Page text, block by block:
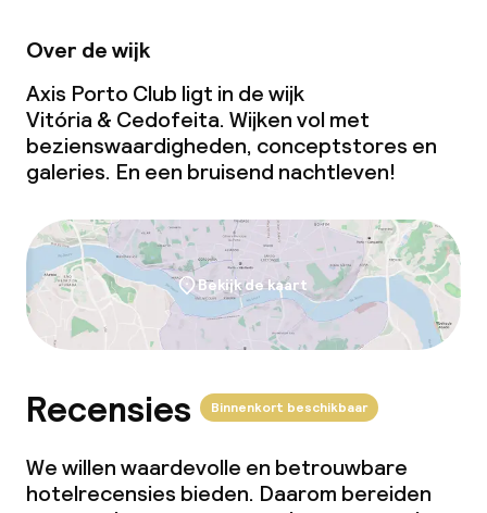
Over de wijk
Axis Porto Club ligt in de wijk
Vitória & Cedofeita. Wijken vol met
bezienswaardigheden, conceptstores en
galeries. En een bruisend nachtleven!
Bekijk de kaart
Recensies Binnenkort beschikbaar
We willen waardevolle en betrouwbare
hotelrecensies bieden. Daarom bereiden